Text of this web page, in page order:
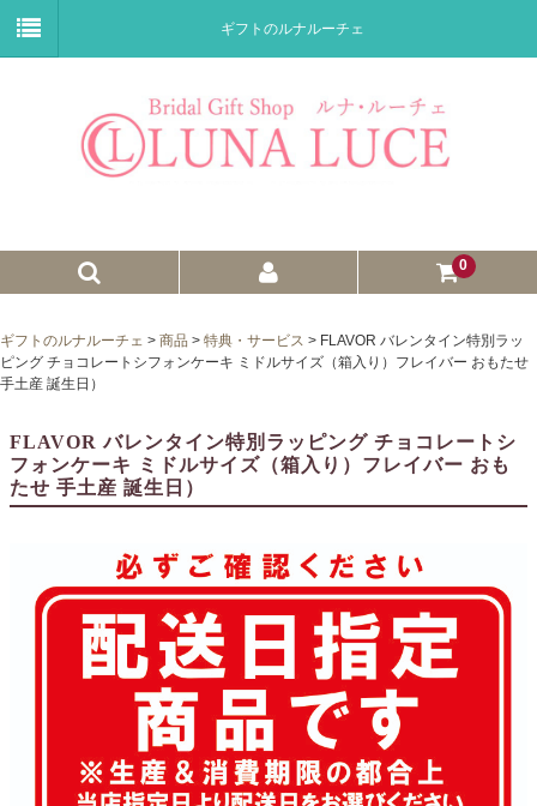
ギフトのルナルーチェ
0
プチギフト
子育て卒業証書
クロックギフト
ペーパーアイテム
DIY用品
カタログギフト
ギフトのルナルーチェ > 商品 > 特典・サービス > FLAVOR バレンタイン特別ラッ
ピング チョコレートシフォンケーキ ミドルサイズ（箱入り）フレイバー おもたせ
手土産 誕生日）
FLAVOR バレンタイン特別ラッピング チョコレートシ
フォンケーキ ミドルサイズ（箱入り）フレイバー おも
たせ 手土産 誕生日）